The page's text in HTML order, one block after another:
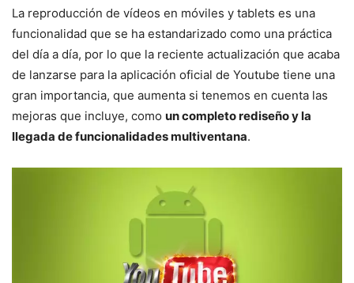
La reproducción de vídeos en móviles y tablets es una
funcionalidad que se ha estandarizado como una práctica
del día a día, por lo que la reciente actualización que acaba
de lanzarse para la aplicación oficial de Youtube tiene una
gran importancia, que aumenta si tenemos en cuenta las
mejoras que incluye, como un completo rediseño y la
llegada de funcionalidades multiventana.